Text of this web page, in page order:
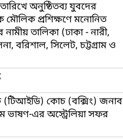
অনুষ্ঠিতব্য যুবদের
প্রশিক্ষণে মনোনিত
নামীয় তালিকা (ঢাকা - নারী,
বরিশাল, সিলেট, চট্টগ্রাম ও
(টিআইডি) কোচ (বক্সিং) জনাব
এর অস্ট্রেলিয়া সফর